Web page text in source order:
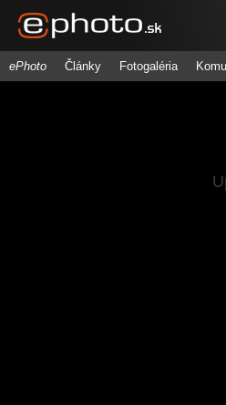
ePhoto Články Fotogaléria